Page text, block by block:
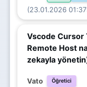
(23.01.2026
Vscode
Remote Host
zekayla
Vato Öğretici